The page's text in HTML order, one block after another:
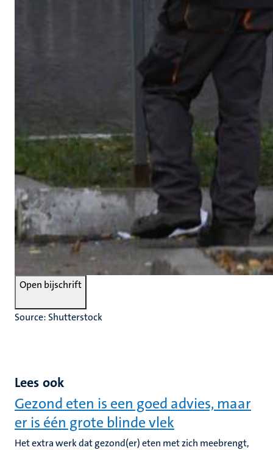
Open bijschrift
Source: Shutterstock
Lees ook
Gezond eten is een goed advies, maar
er is één grote blinde vlek
Het extra werk dat gezond(er) eten met zich meebrengt,